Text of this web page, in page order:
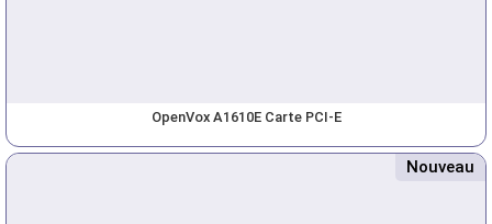
OpenVox A1610E Carte PCI-E
Nouveau